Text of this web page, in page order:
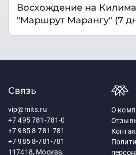
Восхождение на
"Маршрут Марангу" (7
Связь
vip@mits.ru
+7 495 781-781-0
+7 985 8-781-781
+7 985 8-781-781
117418, Москва,
О